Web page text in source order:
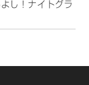
し！ナイトグラ